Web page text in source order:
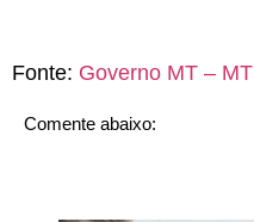
Fonte: Governo MT – MT
Comente abaixo: